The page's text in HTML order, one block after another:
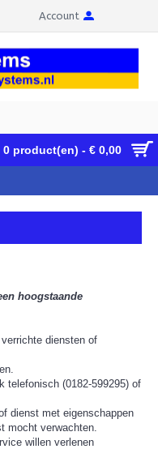
Account
0 product(en) - € 0,00
hoogstaande
diensten of
telefonisch (0182-599295) of
dienst met eigenschappen
mocht verwachten.
willen verlenen